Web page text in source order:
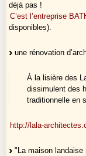
déjà pas !
C’est l’entreprise
disponibles).
une rénovation
À la lisière des
dissimulent des
traditionnelle en
http://lala-
"La maison landaise